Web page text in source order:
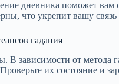
дневника поможет вам
что укрепит вашу связь
гадания
зависимости от метода
их состояние и